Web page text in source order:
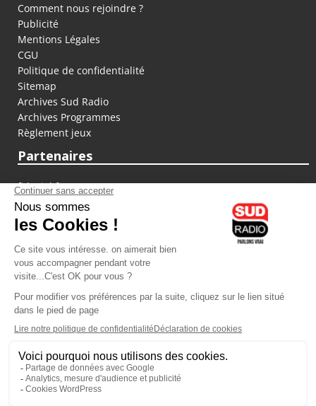
Comment nous rejoindre ?
Publicité
Mentions Légales
CGU
Politique de confidentialité
Sitemap
Archives Sud Radio
Archives Programmes
Règlement jeux
Partenaires
fiducial.fr
lyoncapitale.fr
olympique-et-lyonnais.com
L'application Iphone / Android
Téléchargez l'application
Les cookies
Gestion des cookies
Crédit photos : ©Sud Radio / Pierre Olivier